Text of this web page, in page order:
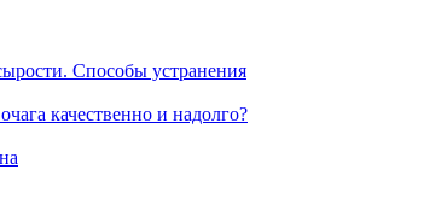
Способы устранения
качественно и надолго?